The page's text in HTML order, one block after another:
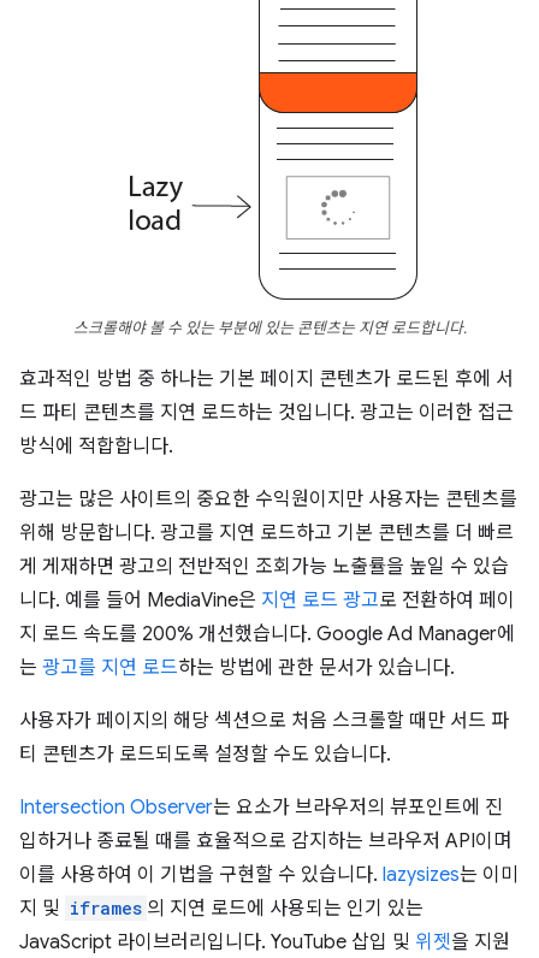
스크롤해야 볼 수 있는 부분에 있는 콘텐츠는 지연 로드합니다.
효과적인 방법 중 하나는 기본 페이지 콘텐츠가 로드된 후에 서
드 파티 콘텐츠를 지연 로드하는 것입니다. 광고는 이러한 접근
방식에 적합합니다.
광고는 많은 사이트의 중요한 수익원이지만 사용자는 콘텐츠를
위해 방문합니다. 광고를 지연 로드하고 기본 콘텐츠를 더 빠르
게 게재하면 광고의 전반적인 조회가능 노출률을 높일 수 있습
니다. 예를 들어 MediaVine은 지연 로드 광고로 전환하여 페이
지 로드 속도를 200% 개선했습니다. Google Ad Manager에
는 광고를 지연 로드하는 방법에 관한 문서가 있습니다.
사용자가 페이지의 해당 섹션으로 처음 스크롤할 때만 서드 파
티 콘텐츠가 로드되도록 설정할 수도 있습니다.
Intersection Observer는 요소가 브라우저의 뷰포인트에 진
입하거나 종료될 때를 효율적으로 감지하는 브라우저 API이며
이를 사용하여 이 기법을 구현할 수 있습니다. lazysizes는 이미
지 및 iframes 의 지연 로드에 사용되는 인기 있는
JavaScript 라이브러리입니다. YouTube 삽입 및 위젯을 지원